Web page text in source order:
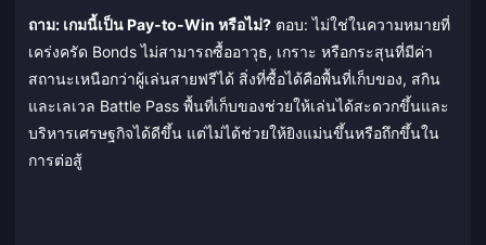
ถาม: เกมนี้เป็น Pay-to-Win หรือไม่? ตอบ: ไม่ใช่ในความหมายที่
เคร่งครัด Bonds ไม่สามารถซื้ออาวุธ, เกราะ หรือกระสุนที่มีค่า
สถานะเหนือกว่าผู้เล่นสายฟรีได้ สิ่งที่ซื้อได้คือพื้นที่เก็บของ, สกิน
และเลเวล Battle Pass พื้นที่เก็บของช่วยให้เล่นได้สะดวกขึ้นและ
บริหารเศรษฐกิจได้ดีขึ้น แต่ไม่ได้ช่วยให้ยิงแม่นขึ้นหรือถึกขึ้นใน
การต่อสู้